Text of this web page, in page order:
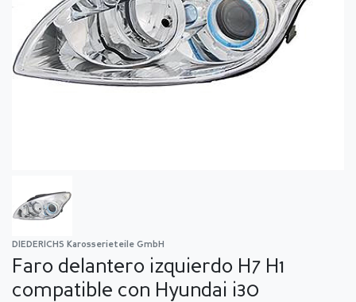
DIEDERICHS Karosserieteile GmbH
Faro delantero izquierdo H7 H1
compatible con Hyundai i30